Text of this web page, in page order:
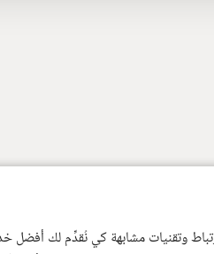
وتقنيات مشابهة كي نُقدِّم لك أفضل